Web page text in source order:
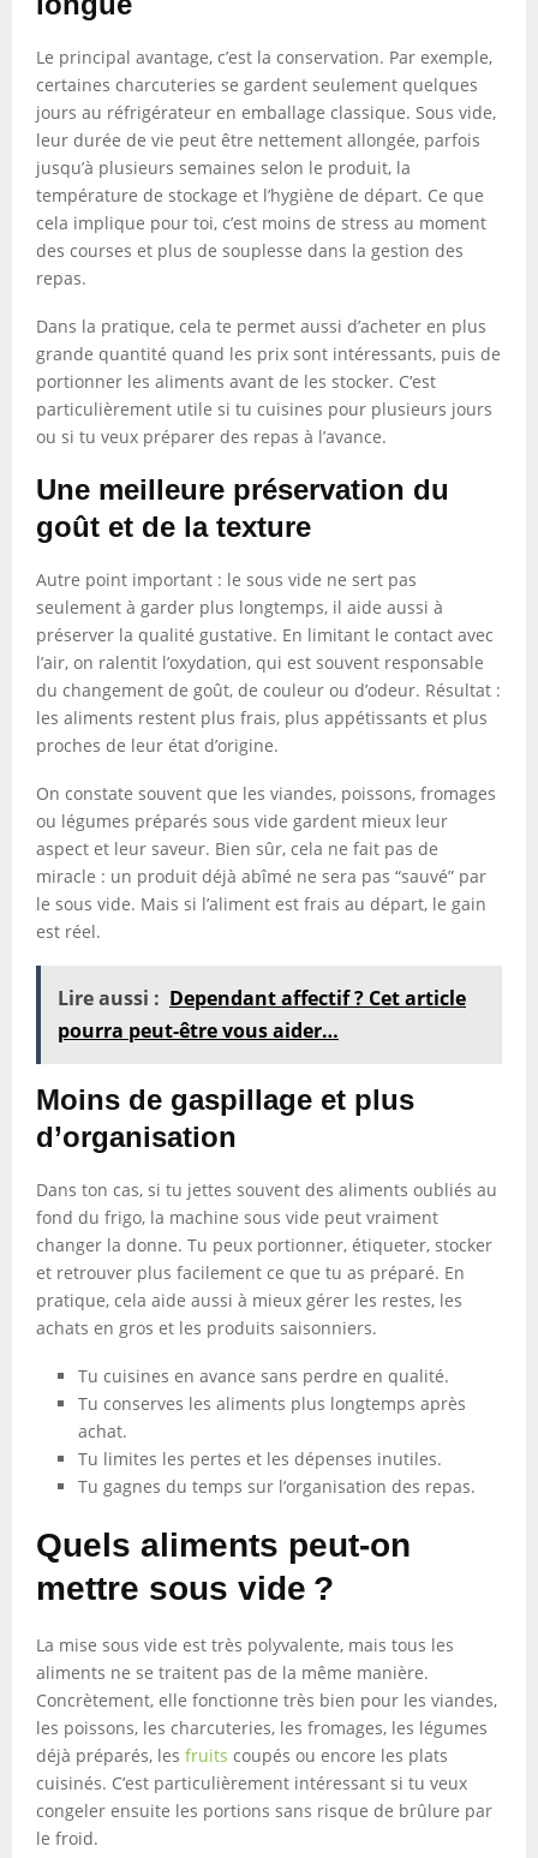
Le principal avantage, c’est la conservation. Par exemple,
certaines charcuteries se gardent seulement quelques
jours au réfrigérateur en emballage classique. Sous vide,
leur durée de vie peut être nettement allongée, parfois
jusqu’à plusieurs semaines selon le produit, la
température de stockage et l’hygiène de départ. Ce que
cela implique pour toi, c’est moins de stress au moment
des courses et plus de souplesse dans la gestion des
repas.
Dans la pratique, cela te permet aussi d’acheter en plus
grande quantité quand les prix sont intéressants, puis de
portionner les aliments avant de les stocker. C’est
particulièrement utile si tu cuisines pour plusieurs jours
ou si tu veux préparer des repas à l’avance.
Une meilleure préservation du
goût et de la texture
Autre point important : le sous vide ne sert pas
seulement à garder plus longtemps, il aide aussi à
préserver la qualité gustative. En limitant le contact avec
l’air, on ralentit l’oxydation, qui est souvent responsable
du changement de goût, de couleur ou d’odeur. Résultat :
les aliments restent plus frais, plus appétissants et plus
proches de leur état d’origine.
On constate souvent que les viandes, poissons, fromages
ou légumes préparés sous vide gardent mieux leur
aspect et leur saveur. Bien sûr, cela ne fait pas de
miracle : un produit déjà abîmé ne sera pas “sauvé” par
le sous vide. Mais si l’aliment est frais au départ, le gain
est réel.
Lire aussi : Dependant affectif ? Cet article
pourra peut-être vous aider…
Moins de gaspillage et plus
d’organisation
Dans ton cas, si tu jettes souvent des aliments oubliés au
fond du frigo, la machine sous vide peut vraiment
changer la donne. Tu peux portionner, étiqueter, stocker
et retrouver plus facilement ce que tu as préparé. En
pratique, cela aide aussi à mieux gérer les restes, les
achats en gros et les produits saisonniers.
Tu cuisines en avance sans perdre en qualité.
Tu conserves les aliments plus longtemps après
achat.
Tu limites les pertes et les dépenses inutiles.
Tu gagnes du temps sur l’organisation des repas.
Quels aliments peut-on
mettre sous vide ?
La mise sous vide est très polyvalente, mais tous les
aliments ne se traitent pas de la même manière.
Concrètement, elle fonctionne très bien pour les viandes,
les poissons, les charcuteries, les fromages, les légumes
déjà préparés, les fruits coupés ou encore les plats
cuisinés. C’est particulièrement intéressant si tu veux
congeler ensuite les portions sans risque de brûlure par
le froid.